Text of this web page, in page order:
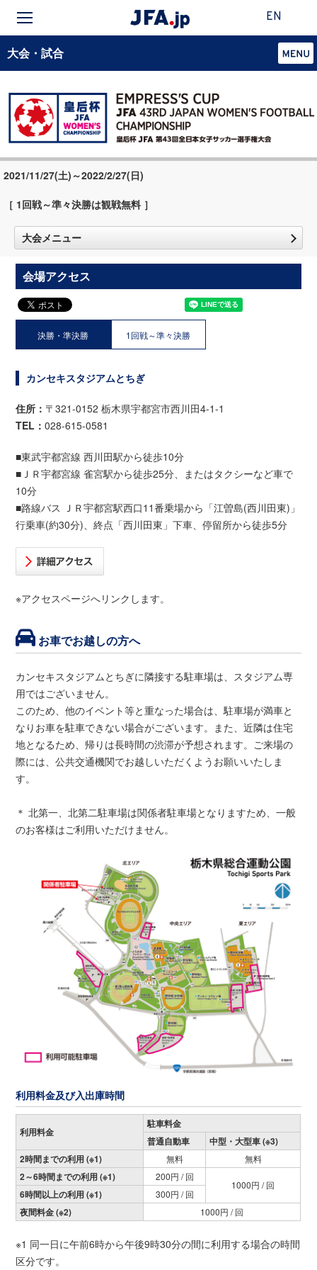
EN
大会・試合
2021/11/27(土)～2022/2/27(日)
［ 1回戦～準々決勝は観戦無料 ］
大会メニュー
会場アクセス
決勝・準決勝 1回戦～準々決勝
カンセキスタジアムとちぎ
住所： 〒321-0152 栃木県宇都宮市西川田4-1-1
TEL：028-615-0581
■東武宇都宮線 西川田駅から徒歩10分
■ＪＲ宇都宮線 雀宮駅から徒歩25分、またはタクシーなど車で
10分
■路線バス ＪＲ宇都宮駅西口11番乗場から「江曽島(西川田東)」
行乗車(約30分)、終点「西川田東」下車、停留所から徒歩5分
※アクセスページへリンクします。
お車でお越しの方へ
カンセキスタジアムとちぎに隣接する駐車場は、スタジアム専
用ではございません。
このため、他のイベント等と重なった場合は、駐車場が満車と
なりお車を駐車できない場合がございます。また、近隣は住宅
地となるため、帰りは長時間の渋滞が予想されます。ご来場の
際には、公共交通機関でお越しいただくようお願いいたしま
す。
＊ 北第一、北第二駐車場は関係者駐車場となりますため、一般
のお客様はご利用いただけません。
利用料金及び入出庫時間
利用料金
駐車料金
普通自動車
中型・大型車 (※3)
2時間までの利用 (※1)
無料 無料
2～6時間までの利用 (※1) 200円 / 回
1000円 / 回
6時間以上の利用 (※1) 300円 / 回
夜間料金 (※2) 1000円 / 回
※1 同一日に午前6時から午後9時30分の間に利用する場合の時間
区分です。